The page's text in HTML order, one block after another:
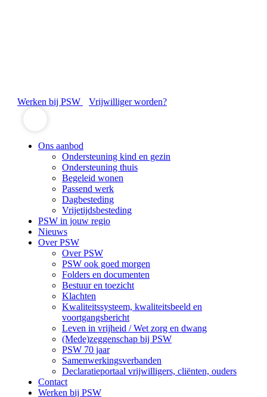
Werken bij PSW Vrijwilliger worden?
Ons aanbod
Ondersteuning kind en gezin
Ondersteuning thuis
Begeleid wonen
Passend werk
Dagbesteding
Vrijetijdsbesteding
PSW in jouw regio
Nieuws
Over PSW
Over PSW
PSW ook goed morgen
Folders en documenten
Bestuur en toezicht
Klachten
Kwaliteitssysteem, kwaliteitsbeeld en
voortgangsbericht
Leven in vrijheid / Wet zorg en dwang
(Mede)zeggenschap bij PSW
PSW 70 jaar
Samenwerkingsverbanden
Declaratieportaal vrijwilligers, cliënten, ouders
Contact
Werken bij PSW